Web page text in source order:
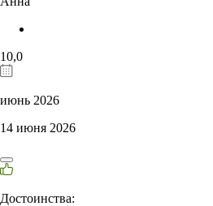
10,0
июнь 2026
14 июня 2026
Достоинства: